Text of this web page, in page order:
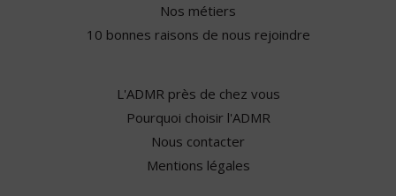
Nos métiers
10 bonnes raisons de nous rejoindre
L'ADMR près de chez vous
Pourquoi choisir l'ADMR
Nous contacter
Mentions légales